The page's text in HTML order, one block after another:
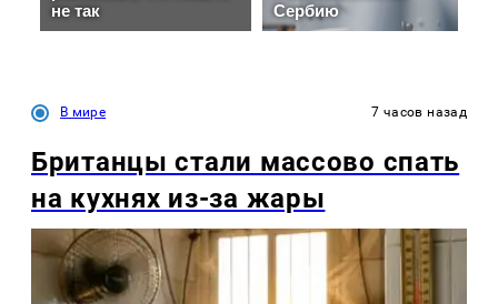
В мире 7 часов назад
Британцы стали массово спать
на кухнях из-за жары